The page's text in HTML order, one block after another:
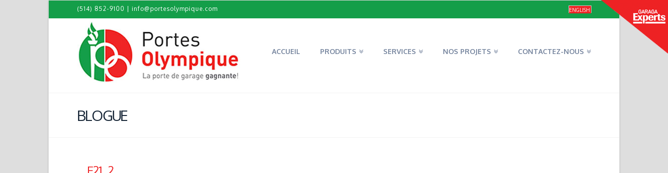
(514) 852-9100 info@portesolympique.com ENGLISH
ACCUEIL PRODUITS SERVICES NOS PROJETS CONTACTEZ-NOUS
BLOGUE